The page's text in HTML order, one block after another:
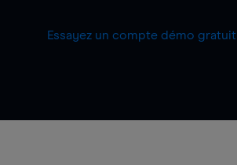
Essayez un compte démo gratuit